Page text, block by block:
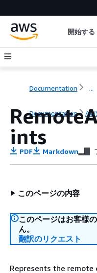
開始する
Documentation ...
Documentation
ints
PDF Markdown
このページの内容
このページはお客様
ん。
翻訳のリクエスト
Represents the